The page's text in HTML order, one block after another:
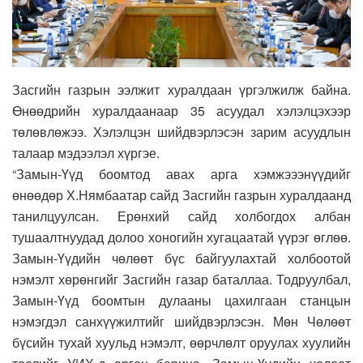
Засгийн газрын ээлжит хуралдаан үргэлжилж байна.
Өнөөдрийн хуралдаанаар 35 асуудал хэлэлцэхээр
төлөвлөжээ. Хэлэлцэн шийдвэрлэсэн зарим асуудлын
талаар мэдээлэл хүргэе.
“Замын-Үүд боомтод авах арга хэмжэээнүүдийг
өнөөдөр Х.Нямбаатар сайд Засгийн газрын хуралдаанд
танилцуулсан. Ерөнхий сайд холбогдох албан
тушаалтнуудад долоо хоногийн хугацаатай үүрэг өглөө.
Замын-Үүдийн чөлөөт бүс байгуулахтай холбоотой
нэмэлт хөрөнгийг Засгийн газар баталлаа. Тодруулбал,
Замын-Үүд боомтын дулааны цахилгаан станцын
нэмэгдэл санхүүжилтийг шийдвэрлэсэн. Мөн Чөлөөт
бүсийн тухай хуульд нэмэлт, өөрчлөлт оруулах хуулийн